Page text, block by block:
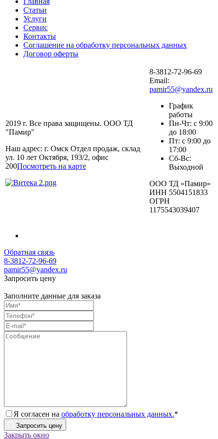
Статьи
Услуги
Сервис
Контакты
Соглашение на обработку персональных данных
Договор оферты
2019 г. Все права защищены. ООО ТД
"Памир"
Наш адрес: г. Омск Отдел продаж, склад
ул. 10 лет Октября, 193/2, офис
200Посмотреть на карте
8-3812-72-96-69
Email:
pamir55@yandex.ru
График
работы
Пн-Чт: с 9:00
до 18:00
Пт: с 9:00 до
17:00
Сб-Вс:
Выходной
ООО ТД «Памир»
ИНН 5504151833
ОГРН
1175543039407
Обратная связь
8-3812-72-96-69
pamir55@yandex.ru
Запросить цену
Заполните данные для заказа
Я согласен на обработку персональных данных.*
Запросить цену
Закрыть окно